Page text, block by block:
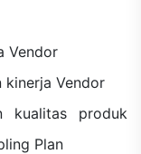
Vendor
kinerja Vendor
kualitas produk
Plan